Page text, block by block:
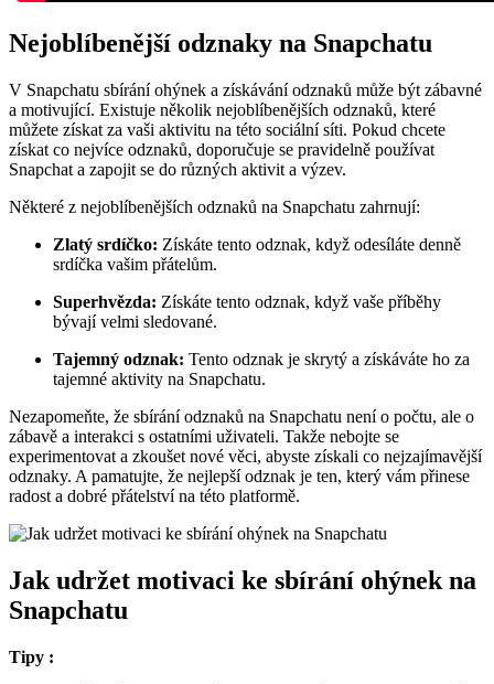
Nejoblíbenější odznaky na Snapchatu
V Snapchatu sbírání ohýnek a získávání odznaků může být zábavné
a motivující. Existuje několik nejoblíbenějších odznaků, které
můžete získat za vaši aktivitu na této sociální síti. Pokud chcete
získat co nejvíce odznaků, doporučuje se pravidelně používat
Snapchat a zapojit se do různých aktivit a výzev.
Některé z nejoblíbenějších odznaků na Snapchatu zahrnují:
Zlatý srdíčko: Získáte tento odznak, když odesíláte denně
srdíčka vašim přátelům.
Superhvězda: Získáte tento odznak, když vaše příběhy
bývají velmi sledované.
Tajemný odznak: Tento odznak je skrytý a získáváte ho za
tajemné aktivity na Snapchatu.
Nezapomeňte, že sbírání odznaků na Snapchatu není o počtu, ale o
zábavě a interakci s ostatními uživateli. Takže nebojte se
experimentovat a zkoušet nové věci, abyste získali co nejzajímavější
odznaky. A pamatujte, že nejlepší odznak je ten, který vám přinese
radost a dobré přátelství na této platformě.
Jak udržet motivaci ke sbírání ohýnek na
Snapchatu
Tipy :